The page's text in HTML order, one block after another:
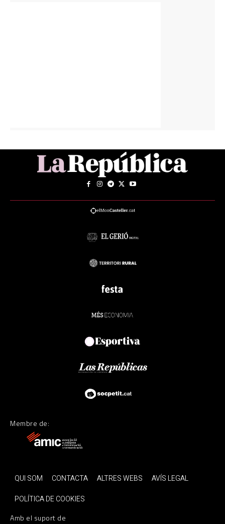
Membre de:
QUI SOM CONTACTA ALTRES WEBS
AVÍS LEGAL
POLÍTICA DE COOKIES
Amb el suport de